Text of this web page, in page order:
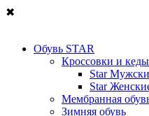
✖
Обувь STAR
Кроссовки и кеды
Star
Star
Мембранная
Зимняя обувь